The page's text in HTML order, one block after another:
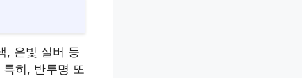
, 은빛 실버 등
히, 반투명 또